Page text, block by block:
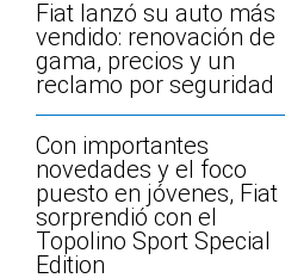
Fiat lanzó su auto más
vendido: renovación de
gama, precios y un
reclamo por seguridad
Con importantes
novedades y el foco
puesto en jóvenes, Fiat
sorprendió con el
Topolino Sport Special
Edition